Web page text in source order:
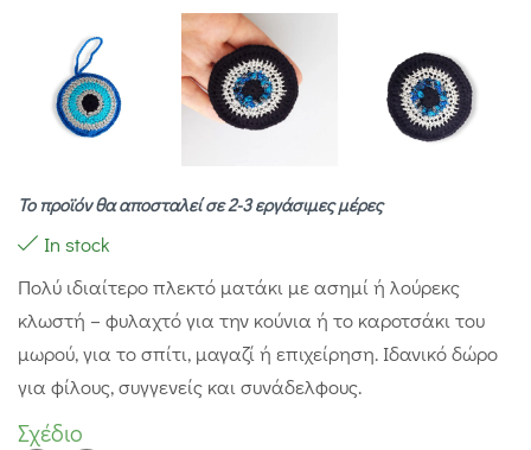
Το προϊόν θα αποσταλεί σε 2-3 εργάσιμες μέρες
In stock
Πολύ ιδιαίτερο πλεκτό ματάκι με ασημί ή λούρεκς
κλωστή – φυλαχτό για την κούνια ή το καροτσάκι του
μωρού, για το σπίτι, μαγαζί ή επιχείρηση. Ιδανικό δώρο
για φίλους, συγγενείς και συνάδελφους.
Σχέδιο